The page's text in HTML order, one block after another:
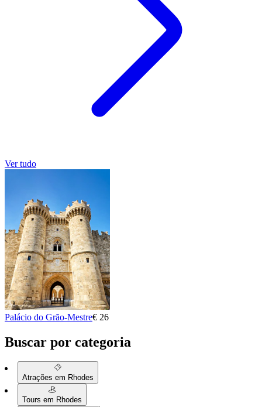
Ver tudo
Palácio do Grão-Mestre€ 26
Buscar por categoria
Atrações em Rhodes
Tours em Rhodes